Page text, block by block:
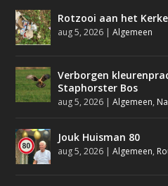
Rotzooi aan het
aug 5, 2026 |Algemeen
Verborgen
Staphorster Bos
aug 5, 2026 |Algemeen,
Jouk Huisman 80
aug 5, 2026 |Algemeen,